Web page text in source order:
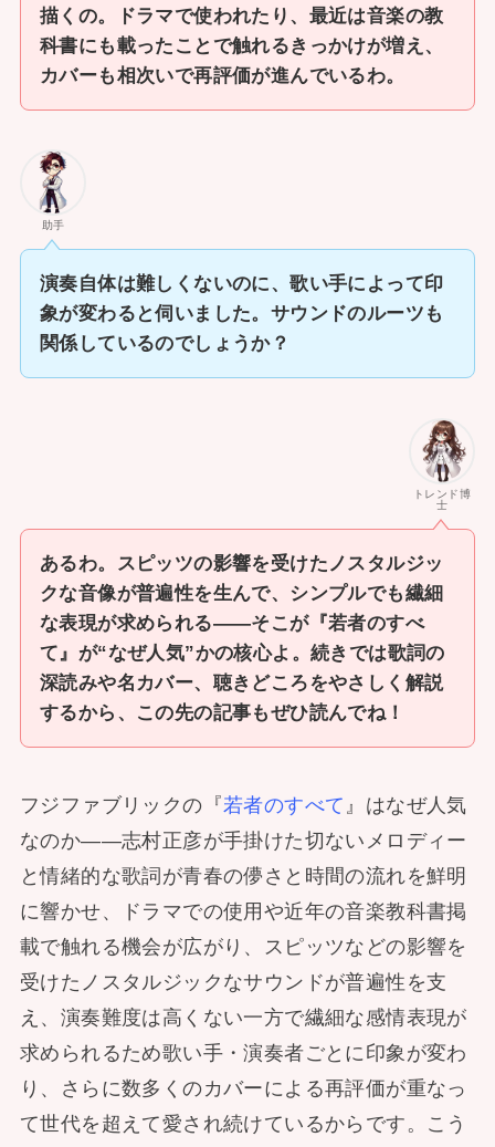
描くの。ドラマで使われたり、最近は音楽の教
科書にも載ったことで触れるきっかけが増え、
カバーも相次いで再評価が進んでいるわ。
助手
演奏自体は難しくないのに、歌い手によって印
象が変わると伺いました。サウンドのルーツも
関係しているのでしょうか？
トレンド博
士
あるわ。スピッツの影響を受けたノスタルジッ
クな音像が普遍性を生んで、シンプルでも繊細
な表現が求められる——そこが『若者のすべ
て』が“なぜ人気”かの核心よ。続きでは歌詞の
深読みや名カバー、聴きどころをやさしく解説
するから、この先の記事もぜひ読んでね！
フジファブリックの『若者のすべて 』はなぜ人気
なのか——志村正彦が手掛けた切ないメロディー
と情緒的な歌詞が青春の儚さと時間の流れを鮮明
に響かせ、ドラマでの使用や近年の音楽教科書掲
載で触れる機会が広がり、スピッツなどの影響を
受けたノスタルジックなサウンドが普遍性を支
え、演奏難度は高くない一方で繊細な感情表現が
求められるため歌い手・演奏者ごとに印象が変わ
り、さらに数多くのカバーによる再評価が重なっ
て世代を超えて愛され続けているからです。こう